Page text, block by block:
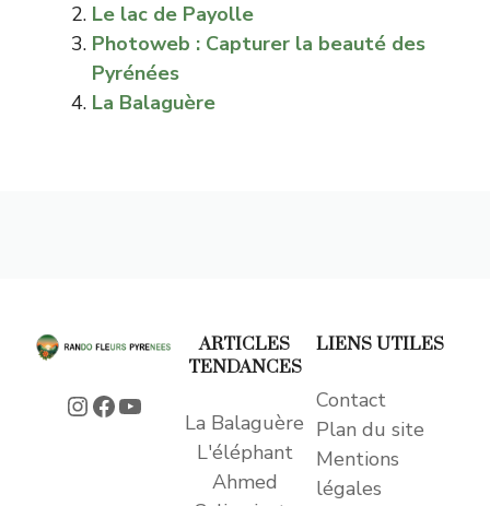
Le lac de Payolle
Photoweb : Capturer la beauté des
Pyrénées
La Balaguère
Instagram
Facebook
YouTube
ARTICLES
TENDANCES
La Balaguère
L'éléphant
Ahmed
LIENS UTILES
Contact
Plan du site
Mentions
légales